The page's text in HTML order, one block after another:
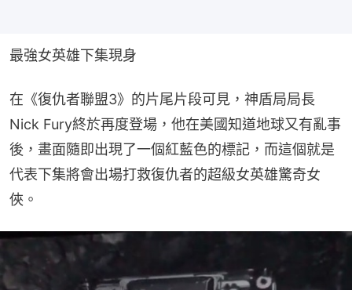
最強女英雄下集現身
在《復仇者聯盟3》的片尾片段可見，神盾局局長
Nick Fury終於再度登場，他在美國知道地球又有亂事
後，畫面隨即出現了一個紅藍色的標記，而這個就是
代表下集將會出場打救復仇者的超級女英雄驚奇女
俠。